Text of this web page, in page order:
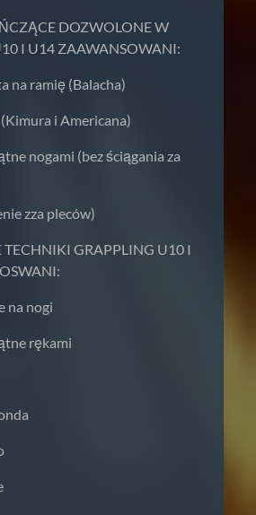
DOZWOLONE W
I U14 ZAAWANSOWANI:
na ramię (Balacha)
i Americana)
nogami (bez ściągania za
zza pleców)
GRAPPLING U10 I
na nogi
rękami